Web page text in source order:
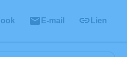
E-mail Lien